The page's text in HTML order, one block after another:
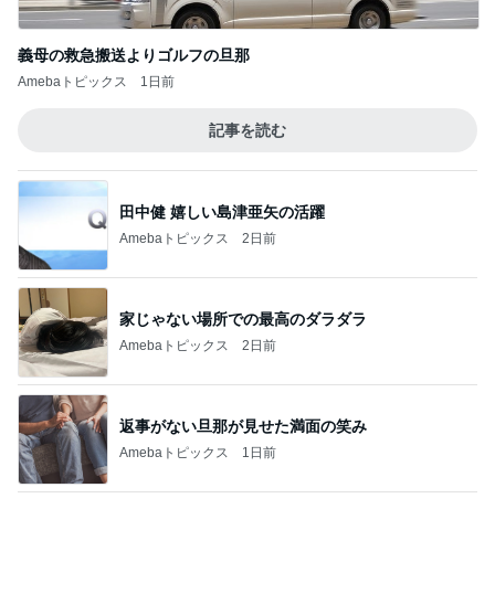
義母の救急搬送よりゴルフの旦那
Amebaトピックス 1日前
記事を読む
田中健 嬉しい島津亜矢の活躍
Amebaトピックス 2日前
家じゃない場所での最高のダラダラ
Amebaトピックス 2日前
返事がない旦那が見せた満面の笑み
Amebaトピックス 1日前